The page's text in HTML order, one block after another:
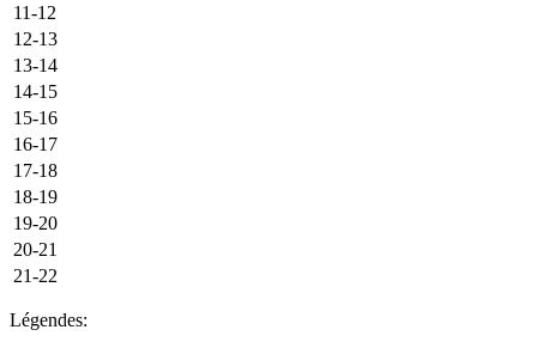
11-12
12-13
13-14
14-15
15-16
16-17
17-18
18-19
19-20
20-21
21-22
Légendes: